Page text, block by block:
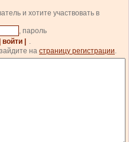
и хотите участвовать в
, пароль
| войти |
.
на страницу регистрации.